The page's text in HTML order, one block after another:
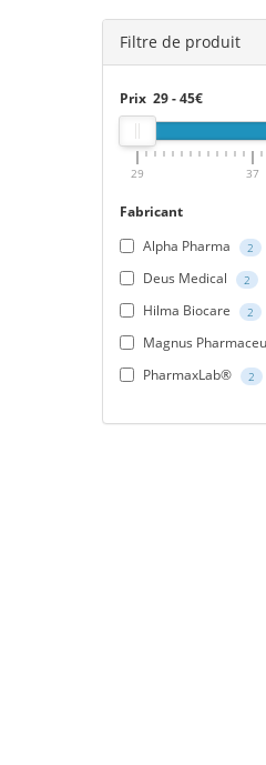
Filtre de produit
Prix 29-45€
29 37
Fabricant
Alpha Pharma
2
Deus Medical 2
Hilma Biocare 2
Magnus
PharmaxLab® 2